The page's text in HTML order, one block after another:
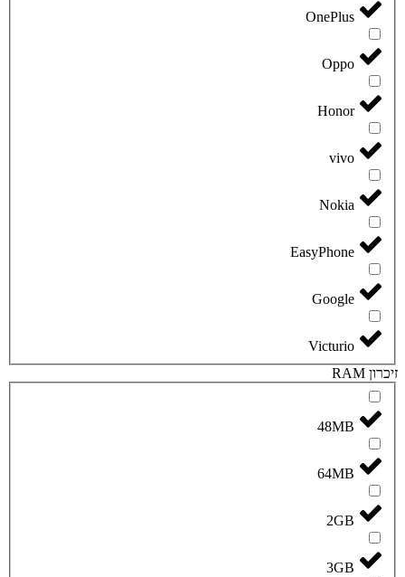
OnePlus
Oppo
Honor
vivo
Nokia
EasyPhone
Google
Victurio
זיכרון RAM
48MB
64MB
2GB
3GB